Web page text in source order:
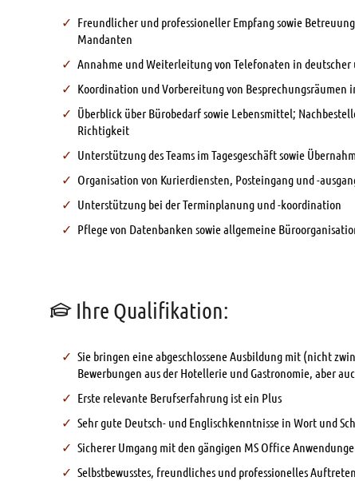
Freundlicher und professioneller Empfang sowie
Mandanten
Annahme und Weiterleitung von Telefonaten in deutscher
Koordination und Vorbereitung von Besprechungsräumen
Überblick über Bürobedarf sowie Lebensmittel;
Richtigkeit
Unterstützung des Teams im Tagesgeschäft sowie
Organisation von Kurierdiensten, Posteingang und -
Unterstützung bei der Terminplanung und -koordination
Pflege von Datenbanken sowie allgemeine
Ihre Qualifikation:
Sie bringen eine abgeschlossene Ausbildung mit (nicht
Bewerbungen aus der Hotellerie und Gastronomie, aber
Erste relevante Berufserfahrung ist ein Plus
Sehr gute Deutsch- und Englischkenntnisse in Wort und
Sicherer Umgang mit den gängigen MS Office
Selbstbewusstes, freundliches und professionelles